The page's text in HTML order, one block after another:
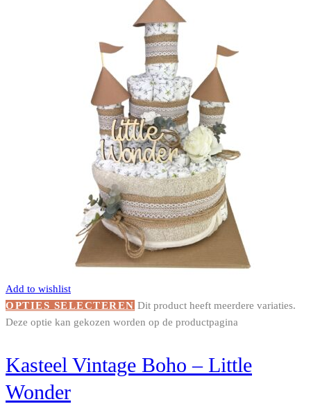
Add to wishlist
OPTIES SELECTEREN Dit product heeft meerdere variaties.
Deze optie kan gekozen worden op de productpagina
Kasteel Vintage Boho – Little
Wonder